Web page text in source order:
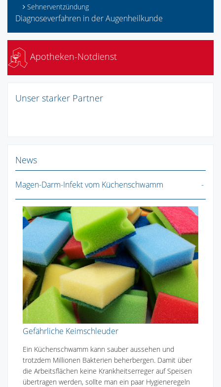
Sehnerventzündung
Diagnoseverfahren in der Augenheilkunde
Apotheken-Notdienst
Unser starker Partner
News
Magen-Darm-Infekt vom Küchenschwamm
Gefährliche Keimschleuder
Ein Küchenschwamm kann sauber aussehen und
trotzdem Millionen Bakterien beherbergen. Damit über
die Arbeitsflächen keine Krankheitserreger auf Speisen
übertragen werden, sollte man ein paar Hygieneregeln